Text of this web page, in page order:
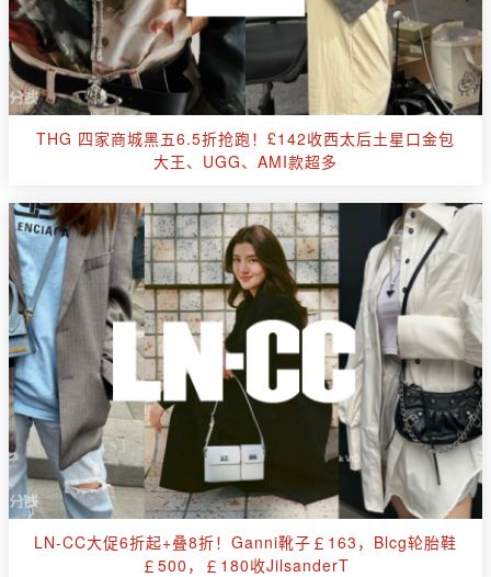
THG 四家商城黑五6.5折抢跑！£142收西太后土星口金包
大王、UGG、AMI款超多
LN-CC大促6折起+叠8折！Ganni靴子￡163，Blcg轮胎鞋
￡500，￡180收JilsanderT